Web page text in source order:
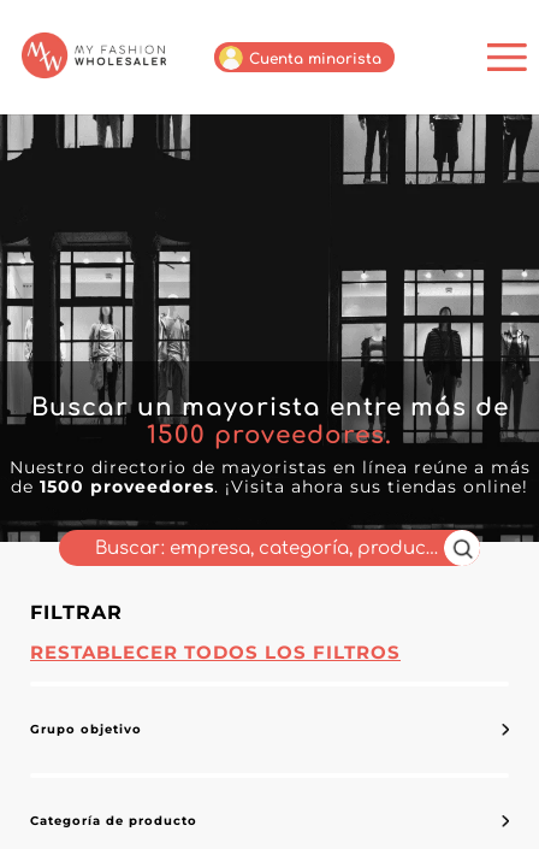
Cuenta minorista
Buscar un mayorista entre más de
1500 proveedores.
Nuestro directorio de mayoristas en línea reúne a más
de 1500 proveedores. ¡Visita ahora sus tiendas online!
FILTRAR
RESTABLECER TODOS LOS FILTROS
Grupo objetivo
Categoría de producto